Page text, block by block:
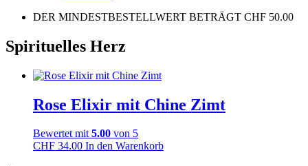
DER MINDESTBESTELLWERT BETRÄGT CHF 50.00
Spirituelles Herz
Rose Elixir mit Chine Zimt
Bewertet mit5.00 von 5
CHF 34.00 In den Warenkorb